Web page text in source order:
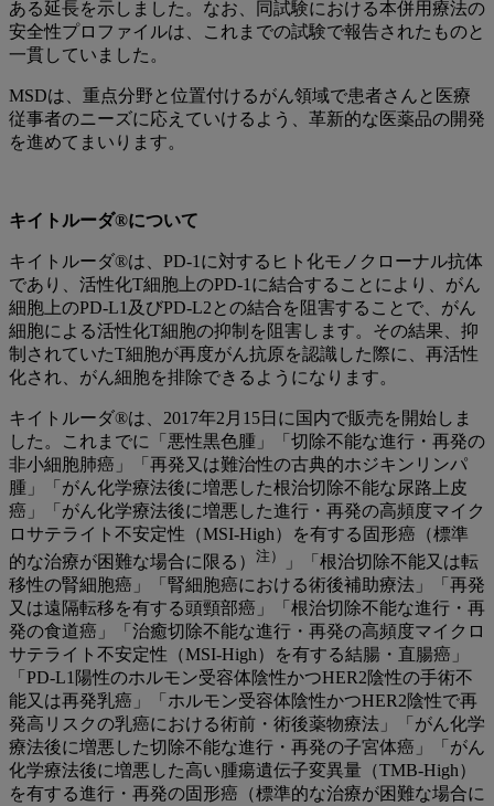
ある延長を示しました。なお、同試験における本併用療法の
安全性プロファイルは、これまでの試験で報告されたものと
一貫していました。
MSDは、重点分野と位置付けるがん領域で患者さんと医療
従事者のニーズに応えていけるよう、革新的な医薬品の開発
を進めてまいります。
キイトルーダ®について
キイトルーダ®は、PD-1に対するヒト化モノクローナル抗体
であり、活性化T細胞上のPD-1に結合することにより、がん
細胞上のPD-L1及びPD-L2との結合を阻害することで、がん
細胞による活性化T細胞の抑制を阻害します。その結果、抑
制されていたT細胞が再度がん抗原を認識した際に、再活性
化され、がん細胞を排除できるようになります。
キイトルーダ®は、2017年2月15日に国内で販売を開始しま
した。これまでに「悪性黒色腫」「切除不能な進行・再発の
非小細胞肺癌」「再発又は難治性の古典的ホジキンリンパ
腫」「がん化学療法後に増悪した根治切除不能な尿路上皮
癌」「がん化学療法後に増悪した進行・再発の高頻度マイク
ロサテライト不安定性（MSI-High）を有する固形癌（標準
的な治療が困難な場合に限る） 注）
」「根治切除不能又は転
移性の腎細胞癌」「腎細胞癌における術後補助療法」「再発
又は遠隔転移を有する頭頸部癌」「根治切除不能な進行・再
発の食道癌」「治癒切除不能な進行・再発の高頻度マイクロ
サテライト不安定性（MSI-High）を有する結腸・直腸癌」
「PD-L1陽性のホルモン受容体陰性かつHER2陰性の手術不
能又は再発乳癌」「ホルモン受容体陰性かつHER2陰性で再
発高リスクの乳癌における術前・術後薬物療法」「がん化学
療法後に増悪した切除不能な進行・再発の子宮体癌」「がん
化学療法後に増悪した高い腫瘍遺伝子変異量（TMB-High）
を有する進行・再発の固形癌（標準的な治療が困難な場合に